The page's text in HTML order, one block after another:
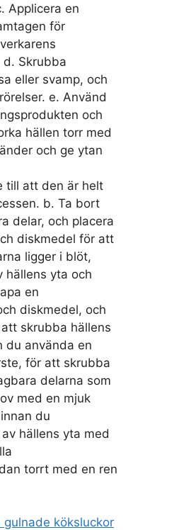
Applicera en
för
Skrubba
eller svamp, och
e. Använd
och
hällen torr med
och ge ytan
till att den är helt
b. Ta bort
delar, och placera
diskmedel för att
ligger i blöt,
hällens yta och
en
diskmedel, och
skrubba hällens
du använda en
för att skrubba
delarna som
med en mjuk
du
hällens yta med
torrt med en ren
gulnade köksluckor